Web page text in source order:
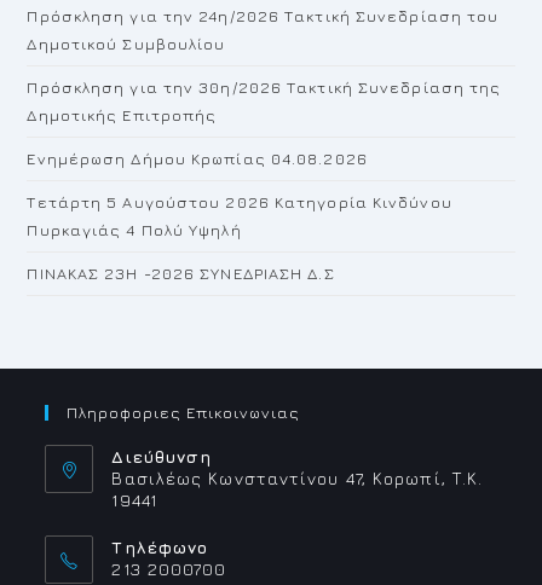
Πρόσκληση για την 24η/2026 Τακτική Συνεδρίαση του
Δημοτικού Συμβουλίου
Πρόσκληση για την 30η/2026 Τακτική Συνεδρίαση της
Δημοτικής Επιτροπής
Ενημέρωση Δήμου Κρωπίας 04.08.2026
Τετάρτη 5 Αυγούστου 2026 Κατηγορία Κινδύνου
Πυρκαγιάς 4 Πολύ Υψηλή
ΠΙΝΑΚΑΣ 23H -2026 ΣΥΝΕΔΡΙΑΣΗ Δ.Σ
Πληροφοριες Επικοινωνιας
Διεύθυνση
Βασιλέως Κωνσταντίνου 47, Κορωπί, Τ.Κ.
19441
Τηλέφωνο
213 2000700